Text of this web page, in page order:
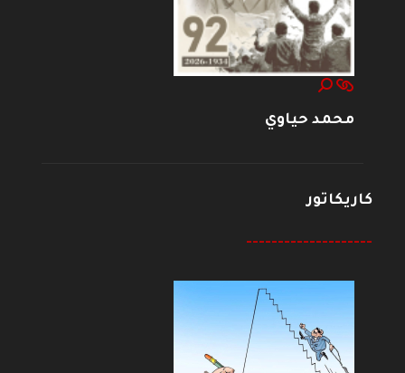
محمد حياوي
كاريكاتور
--------------------